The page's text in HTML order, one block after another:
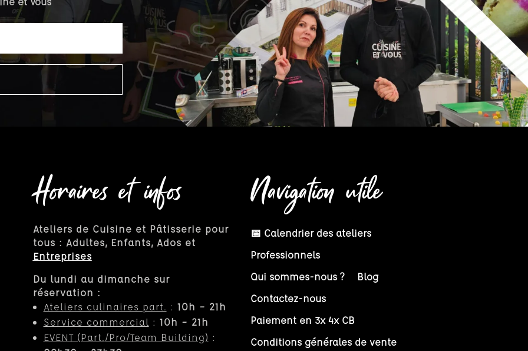
Horaires et infos
Ateliers de Cuisine et Pâtisserie pour
tous : Adultes, Enfants, Ados et
Entreprises
Du lundi au dimanche sur
réservation :
Ateliers culinaires part. : 10h – 21h
Service commercial : 10h – 21h
EVENT (Part./Pro/Team Building) :
Navigation utile
📅 Calendrier des ateliers
Professionnels
Qui sommes-nous ?
Blog
Contactez-nous
Paiement en 3x 4x CB
Conditions générales de vente